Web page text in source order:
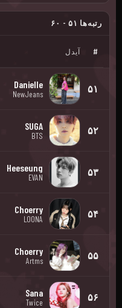
رتبه‌ها ۵۱ - ۶۰
# آیدل
۵۱ Danielle
NewJeans
۵۲ SUGA
BTS
۵۳ Heeseung
EVAN
۵۴ Choerry
LOONA
۵۵ Choerry
Artms
۵۶ Sana
Twice